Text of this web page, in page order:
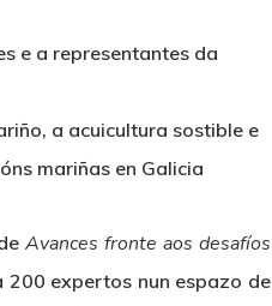
e a representantes da
a acuicultura sostible e
mariñas en Galicia
Avances fronte aos desafíos
200 expertos nun espazo de